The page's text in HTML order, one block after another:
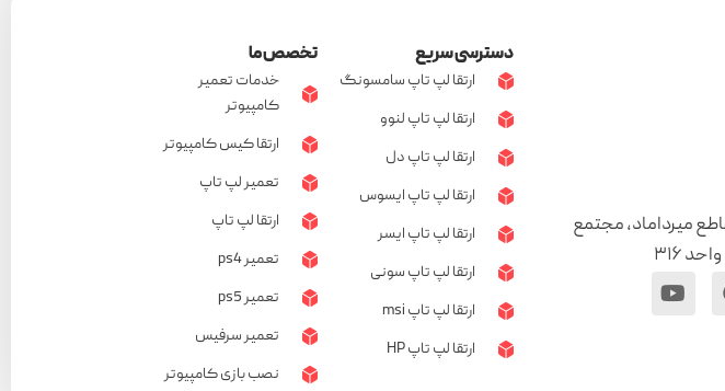
میرداماد، مجتمع
دسترسی سریع
ارتقا لپ تاپ سامسونگ
ارتقا لپ تاپ لنوو
ارتقا لپ تاپ دل
ارتقا لپ تاپ ایسوس
ارتقا لپ تاپ ایسر
ارتقا لپ تاپ سونی
ارتقا لپ تاپ msi
ارتقا لپ تاپ HP
تخصص ما
خدمات تعمیر
کامپیوتر
ارتقا کیس کامپیوتر
تعمیر لپ تاپ
ارتقا لپ تاپ
تعمیر ps4
تعمیر ps5
تعمیر سرفیس
نصب بازی کامپیوتر